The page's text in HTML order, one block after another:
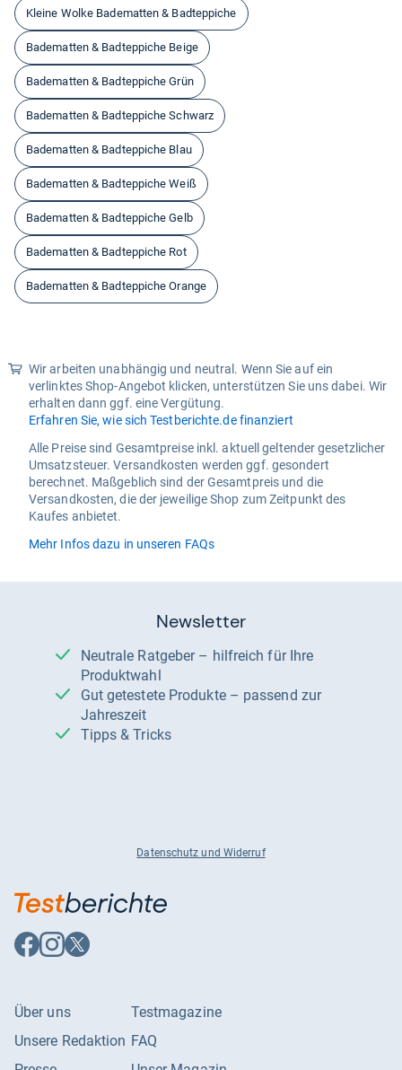
Kleine Wolke Badematten & Badteppiche
Badematten & Badteppiche Beige
Badematten & Badteppiche Grün
Badematten & Badteppiche Schwarz
Badematten & Badteppiche Blau
Badematten & Badteppiche Weiß
Badematten & Badteppiche Gelb
Badematten & Badteppiche Rot
Badematten & Badteppiche Orange
Wir arbeiten unabhängig und neutral. Wenn Sie auf ein
verlinktes Shop-Angebot klicken, unterstützen Sie uns dabei. Wir
erhalten dann ggf. eine Vergütung.
Erfahren Sie, wie sich Testberichte.de finanziert
Alle Preise sind Gesamtpreise inkl. aktuell geltender gesetzlicher
Umsatzsteuer. Versandkosten werden ggf. gesondert
berechnet. Maßgeblich sind der Gesamtpreis und die
Versandkosten, die der jeweilige Shop zum Zeitpunkt des
Kaufes anbietet.
Mehr Infos dazu in unseren FAQs
Newsletter
Neutrale Ratgeber – hilfreich für Ihre
Produktwahl
Gut getestete Produkte – passend zur
Jahreszeit
Tipps & Tricks
Datenschutz und Widerruf
Auf
Facebook
Auf
Instagram
Auf
X
Über uns
Unsere Redaktion
Testmagazine
FAQ